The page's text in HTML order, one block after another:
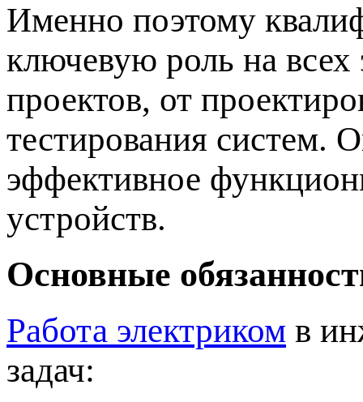
Именно поэтому
ключевую роль на
проектов, от
тестирования систем.
эффективное
устройств.
Основные
Работа электриком в
задач: